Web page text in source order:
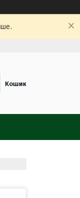
Кошик